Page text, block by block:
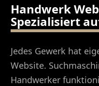
Handwerk
Spezialisiert
Jedes Gewerk hat
Website.
Handwerker